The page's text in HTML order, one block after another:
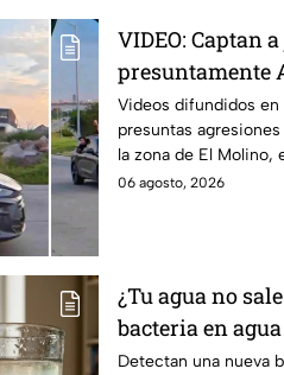
VIDEO: Captan
presuntamente
peatones en la
¿Qué está
Videos difundidos
presuntas
la zona de El Molino,
06 agosto, 2026
¿Tu agua no
bacteria en
generar
Detectan una nueva